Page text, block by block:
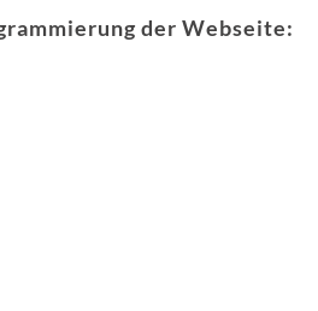
der Webseite: